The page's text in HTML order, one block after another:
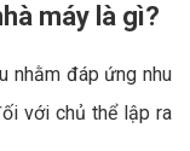
máy là gì?
nhằm đáp ứng nhu
với chủ thể lập ra